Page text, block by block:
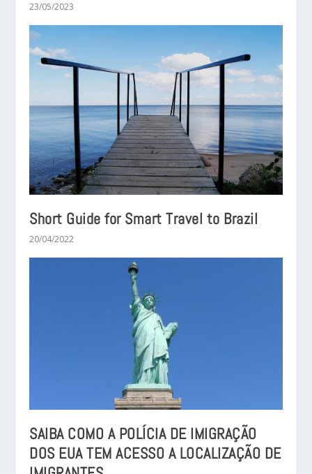
23/05/2023
Short Guide for Smart Travel to Brazil
20/04/2022
SAIBA COMO A POLÍCIA DE IMIGRAÇÃO
DOS EUA TEM ACESSO A LOCALIZAÇÃO DE